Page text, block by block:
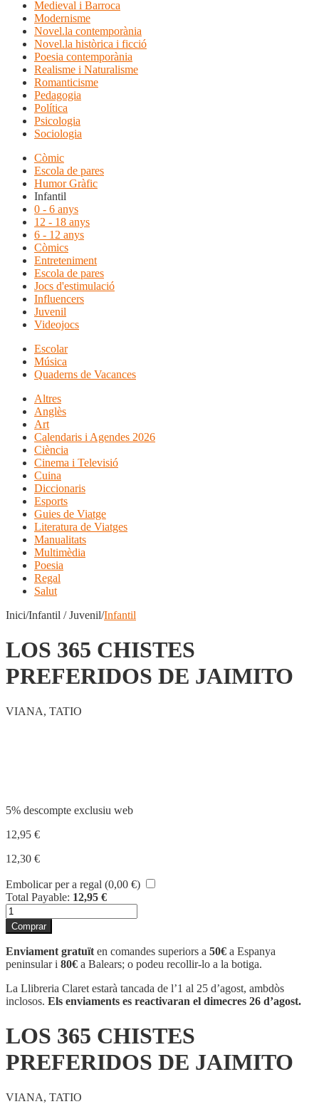
Medieval i Barroca
Modernisme
Novel.la contemporània
Novel.la històrica i ficció
Poesia contemporània
Realisme i Naturalisme
Romanticisme
Pedagogia
Política
Psicologia
Sociologia
Còmic
Escola de pares
Humor Gràfic
Infantil
0 - 6 anys
12 - 18 anys
6 - 12 anys
Còmics
Entreteniment
Escola de pares
Jocs d'estimulació
Influencers
Juvenil
Videojocs
Escolar
Música
Quaderns de Vacances
Altres
Anglès
Art
Calendaris i Agendes 2026
Ciència
Cinema i Televisió
Cuina
Diccionaris
Esports
Guies de Viatge
Literatura de Viatges
Manualitats
Multimèdia
Poesia
Regal
Salut
Inici/Infantil / Juvenil/Infantil
LOS 365 CHISTES
PREFERIDOS DE JAIMITO
VIANA, TATIO
5% descompte exclusiu web
12,95 €
12,30 €
Embolicar per a regal (0,00 €)
Total Payable: 12,95 €
quantitat
de
LOS
365
CHISTES
PREFERIDOS
DE
JAIMITO
Comprar
Enviament gratuït en comandes superiors a 50€ a Espanya
peninsular i 80€ a Balears; o podeu recollir-lo a la botiga.
La Llibreria Claret estarà tancada de l’1 al 25 d’agost, ambdòs
inclosos. Els enviaments es reactivaran el dimecres 26 d’agost.
LOS 365 CHISTES
PREFERIDOS DE JAIMITO
VIANA, TATIO